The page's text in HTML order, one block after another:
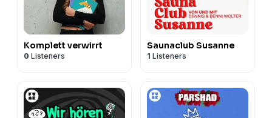
Komplett verwirrt
0 Listeners
Saunaclub Susanne
1 Listeners